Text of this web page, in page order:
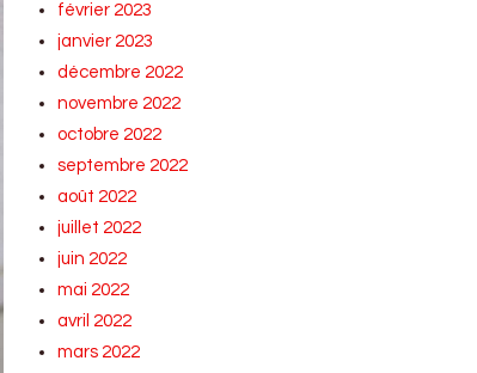
février 2023
janvier 2023
décembre 2022
novembre 2022
octobre 2022
septembre 2022
août 2022
juillet 2022
juin 2022
mai 2022
avril 2022
mars 2022